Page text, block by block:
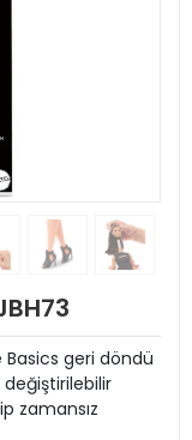
Basics geri döndü
zamansız